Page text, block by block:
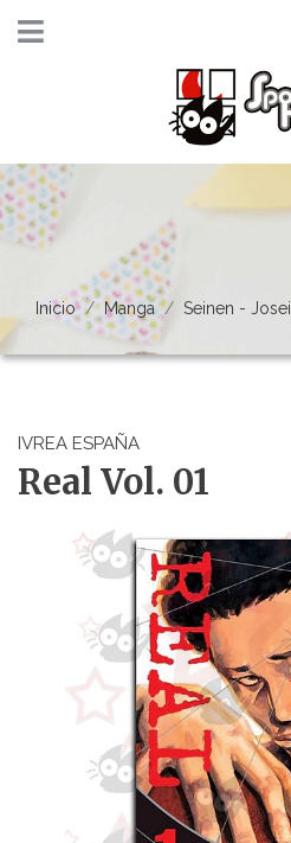
Inicio Manga Seinen - Josei
IVREA ESPAÑA
Real Vol. 01